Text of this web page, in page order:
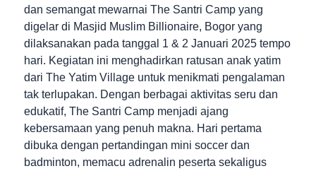
dan semangat mewarnai The Santri Camp yang
digelar di Masjid Muslim Billionaire, Bogor yang
dilaksanakan pada tanggal 1 & 2 Januari 2025 tempo
hari. Kegiatan ini menghadirkan ratusan anak yatim
dari The Yatim Village untuk menikmati pengalaman
tak terlupakan. Dengan berbagai aktivitas seru dan
edukatif, The Santri Camp menjadi ajang
kebersamaan yang penuh makna. Hari pertama
dibuka dengan pertandingan mini soccer dan
badminton, memacu adrenalin peserta sekaligus